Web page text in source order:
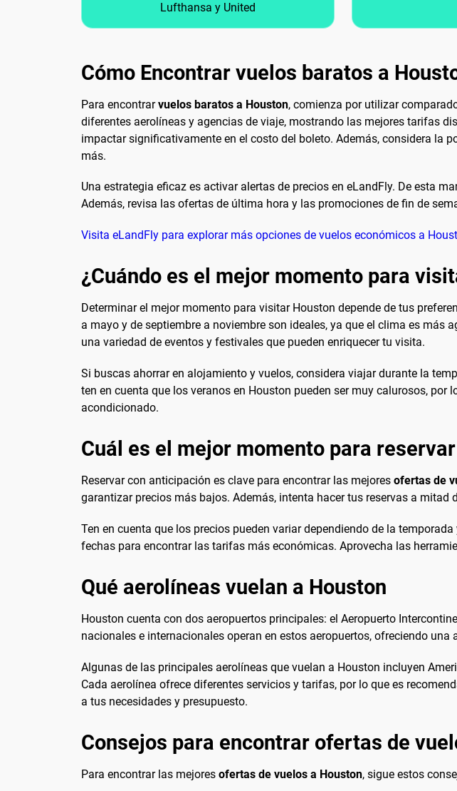
Lufthansa y United
Cómo Encontrar vuelos baratos a
Para encontrarvuelos baratos a Houston, comienza por utilizar
diferentes aerolíneas y agencias de viaje, mostrando las mejores tarifas
impactar significativamente en el costo del boleto. Además, considera la
más.
Una estrategia eficaz es activar alertas de precios en eLandFly. De esta
Además, revisa las ofertas de última hora y las promociones de fin de
Visita eLandFly para explorar más opciones de vuelos económicos a
¿Cuándo es el mejor momento para
Determinar el mejor momento para visitar Houston depende de tus
a mayo y de septiembre a noviembre son ideales, ya que el clima es
una variedad de eventos y festivales que pueden enriquecer tu visita.
Si buscas ahorrar en alojamiento y vuelos, considera viajar durante la
ten en cuenta que los veranos en Houston pueden ser muy calurosos,
acondicionado.
Cuál es el mejor momento para
Reservar con anticipación es clave para encontrar las mejores ofertas de
garantizar precios más bajos. Además, intenta hacer tus reservas a
Ten en cuenta que los precios pueden variar dependiendo de la
fechas para encontrar las tarifas más económicas. Aprovecha las
Qué aerolíneas vuelan a Houston
Houston cuenta con dos aeropuertos principales: el Aeropuerto
nacionales e internacionales operan en estos aeropuertos, ofreciendo
Algunas de las principales aerolíneas que vuelan a Houston incluyen
Cada aerolínea ofrece diferentes servicios y tarifas, por lo que es
a tus necesidades y presupuesto.
Consejos para encontrar ofertas de
Para encontrar las mejores ofertas de vuelos a Houston, sigue estos